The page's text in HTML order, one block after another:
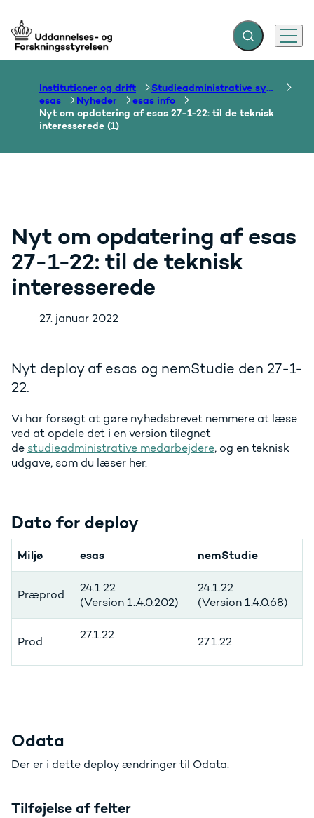
Gå til forsiden Fold søgefelt ud
Menu
Institutioner og drift
Studieadministrative systemer
esas
Nyheder
esas info
Nyt om opdatering af esas 27-1-22: til de teknisk
interesserede (1)
Nyt om opdatering af esas
27-1-22: til de teknisk
interesserede
27. januar 2022
Nyt deploy af esas og nemStudie den 27-1-
22.
Vi har forsøgt at gøre nyhedsbrevet nemmere at læse
ved at opdele det i en version tilegnet
de studieadministrative medarbejdere, og en teknisk
udgave, som du læser her.
Dato for deploy
Miljø esas nemStudie
Præprod
24.1.22
(Version 1..4.0.202)
24.1.22
(Version 1.4.0.68)
Prod
27.1.22
27.1.22
Odata
Der er i dette deploy ændringer til Odata.
Tilføjelse af felter